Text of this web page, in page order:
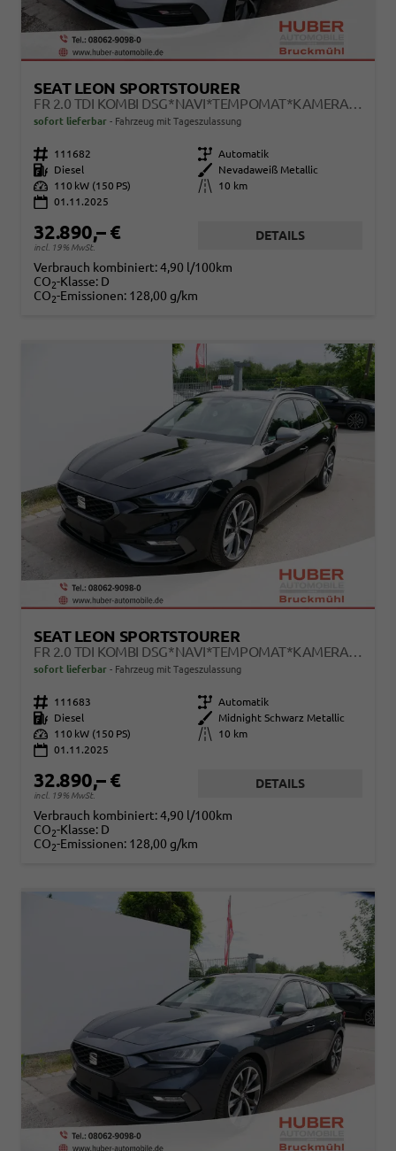
SEAT LEON SPORTSTOURER
FR 2.0 TDI KOMBI DSG*NAVI*TEMPOMAT*KAMERA*KEYLESS-GO*VIRTUAL COCKPIT*
sofort lieferbar Fahrzeug mit Tageszulassung
Fahrzeugnr. 111682 Getriebe Automatik
Kraftstoff
Diesel Außenfarbe
Nevadaweiß Metallic
Leistung
110 kW (150 PS) Kilometerstand
10 km
01.11.2025
32.890,– €
incl. 19% MwSt.
DETAILS
Verbrauch kombiniert:4,90 l/100km
CO2-Klasse: D
CO2-Emissionen: 128,00 g/km
SEAT LEON SPORTSTOURER
FR 2.0 TDI KOMBI DSG*NAVI*TEMPOMAT*KAMERA*KEYLESS-GO*VIRTUAL COCKPIT*
sofort lieferbar Fahrzeug mit Tageszulassung
Fahrzeugnr. 111683 Getriebe Automatik
Kraftstoff
Diesel Außenfarbe
Midnight Schwarz Metallic
Leistung
110 kW (150 PS) Kilometerstand
10 km
01.11.2025
32.890,– €
incl. 19% MwSt.
DETAILS
Verbrauch kombiniert:4,90 l/100km
CO2-Klasse: D
CO2-Emissionen: 128,00 g/km